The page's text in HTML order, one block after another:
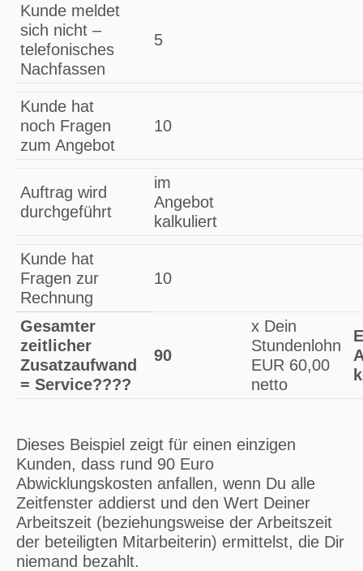
Kunde meldet
sich nicht –
telefonisches
Nachfassen
5
Kunde hat
noch Fragen
zum Angebot
10
Auftrag wird
durchgeführt
im
Angebot
kalkuliert
Kunde hat
Fragen zur
Rechnung
10
Gesamter
zeitlicher
Zusatzaufwand
= Service????
90
x Dein
Stundenlohn
EUR 60,00
netto
Dieses Beispiel zeigt für einen einzigen
Kunden, dass rund 90 Euro
Abwicklungskosten anfallen, wenn Du alle
Zeitfenster addierst und den Wert Deiner
Arbeitszeit (beziehungsweise der Arbeitszeit
der beteiligten Mitarbeiterin) ermittelst, die Dir
niemand bezahlt.